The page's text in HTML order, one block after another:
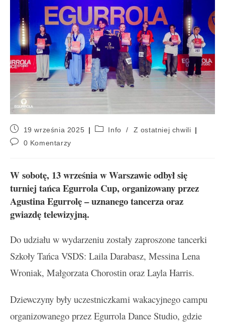
19 września 2025 Info /
Z ostatniej chwili
0 Komentarzy
W sobotę, 13 września w Warszawie odbył się
turniej tańca Egurrola Cup, organizowany przez
Agustina Egurrolę – uznanego tancerza oraz
gwiazdę telewizyjną.
Do udziału w wydarzeniu zostały zaproszone tancerki
Szkoły Tańca VSDS: Laila Darabasz, Messina Lena
Wroniak, Małgorzata Chorostin oraz Layla Harris.
Dziewczyny były uczestniczkami wakacyjnego campu
organizowanego przez Egurrola Dance Studio, gdzie